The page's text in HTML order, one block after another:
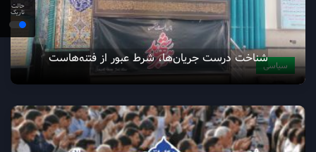
حالت
تاریک
سیاسیشناخت درست جریان‌ها، شرط عبور از فتنه‌هاست